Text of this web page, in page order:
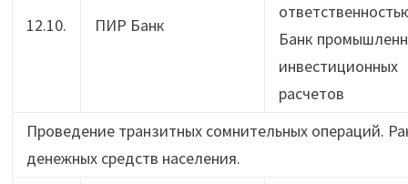
12.10. ПИР Банк
Банк
инвестиционных
расчетов
Проведение транзитных сомнительных операций.
денежных средств населения.